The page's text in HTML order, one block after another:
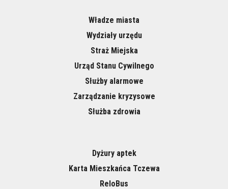
Władze miasta
Wydziały urzędu
Straż Miejska
Urząd Stanu Cywilnego
Służby alarmowe
Zarządzanie kryzysowe
Służba zdrowia
Dyżury aptek
Karta Mieszkańca Tczewa
ReloBus